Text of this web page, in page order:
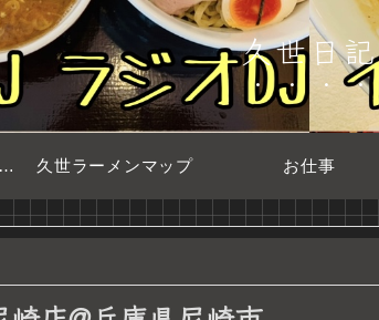
久世日記
プロフィール・ボイスサンプル 久世ラーメンマップ お仕事